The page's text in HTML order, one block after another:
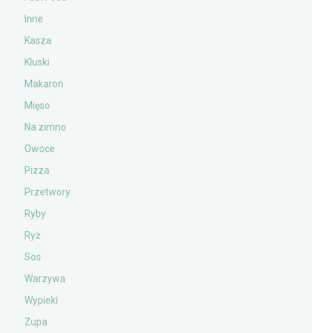
Inne
Kasza
Kluski
Makaron
Mięso
Na zimno
Owoce
Pizza
Przetwory
Ryby
Ryż
Sos
Warzywa
Wypieki
Zupa